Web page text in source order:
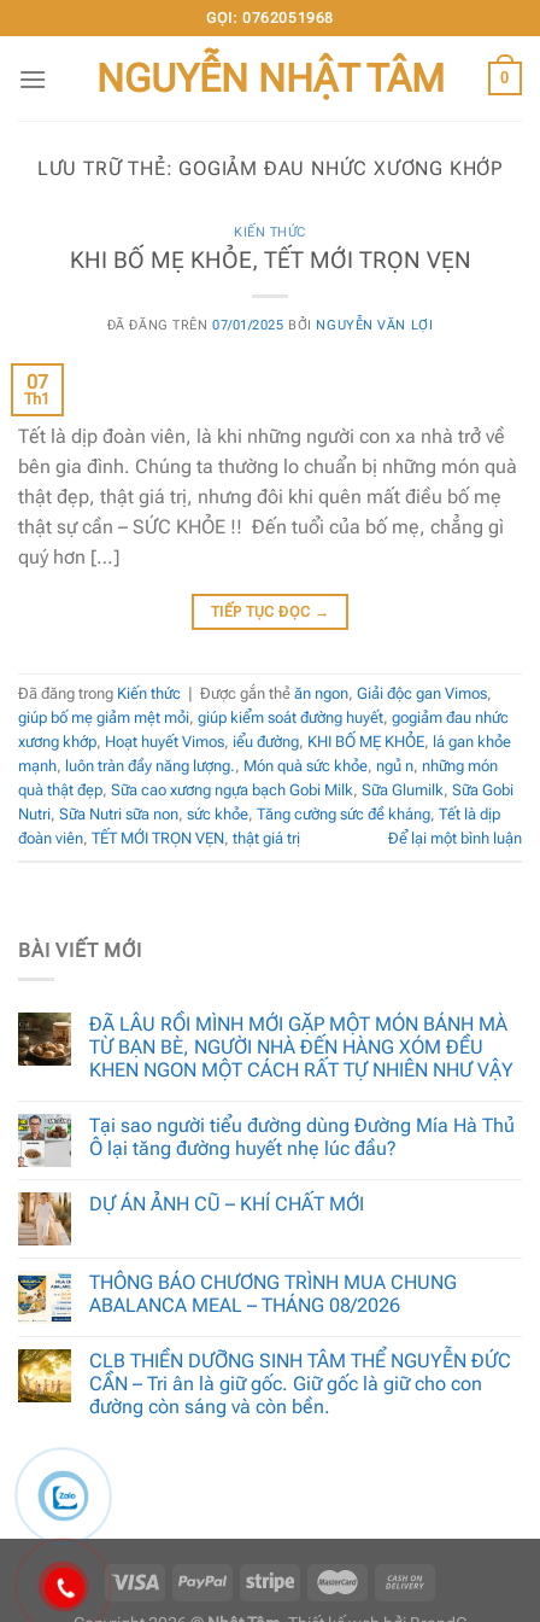
đến
nội
GỌI: 0762051968
NGUYỄN NHẬT TÂM 0
LƯU TRỮ THẺ: GOGIẢM ĐAU NHỨC XƯƠNG KHỚP
KIẾN THỨC
KHI BỐ MẸ KHỎE, TẾT MỚI TRỌN VẸN
ĐÃ ĐĂNG TRÊN 07/01/2025 BỞI NGUYỄN VĂN LỢI
07
Th1
Tết là dịp đoàn viên, là khi những người con xa nhà trở về
bên gia đình. Chúng ta thường lo chuẩn bị những món quà
thật đẹp, thật giá trị, nhưng đôi khi quên mất điều bố mẹ
thật sự cần – SỨC KHỎE !! Đến tuổi của bố mẹ, chẳng gì
quý hơn […]
TIẾP TỤC ĐỌC →
Đã đăng trong Kiến thức Được gắn thẻ ăn ngon, Giải độc gan Vimos,
giúp bố mẹ giảm mệt mỏi, giúp kiểm soát đường huyết, gogiảm đau nhức
xương khớp, Hoạt huyết Vimos, iểu đường, KHI BỐ MẸ KHỎE, lá gan khỏe
mạnh, luôn tràn đầy năng lượng., Món quà sức khỏe, ngủ n, những món
quà thật đẹp, Sữa cao xương ngựa bạch Gobi Milk, Sữa Glumilk, Sữa Gobi
Nutri, Sữa Nutri sữa non, sức khỏe, Tăng cường sức đề kháng, Tết là dịp
đoàn viên, TẾT MỚI TRỌN VẸN, thật giá trị Để lại một bình luận
BÀI VIẾT MỚI
ĐÃ LÂU RỒI MÌNH MỚI GẶP MỘT MÓN BÁNH MÀ
TỪ BẠN BÈ, NGƯỜI NHÀ ĐẾN HÀNG XÓM ĐỀU
KHEN NGON MỘT CÁCH RẤT TỰ NHIÊN NHƯ VẬY
Tại sao người tiểu đường dùng Đường Mía Hà Thủ
Ô lại tăng đường huyết nhẹ lúc đầu?
DỰ ÁN ẢNH CŨ – KHÍ CHẤT MỚI
THÔNG BÁO CHƯƠNG TRÌNH MUA CHUNG
ABALANCA MEAL – THÁNG 08/2026
CLB THIỀN DƯỠNG SINH TÂM THỂ NGUYỄN ĐỨC
CẦN – Tri ân là giữ gốc. Giữ gốc là giữ cho con
đường còn sáng và còn bền.